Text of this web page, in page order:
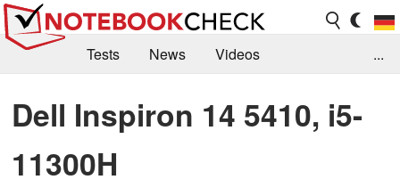
Tests News
Videos
Kaufberatung
Deals Suche
Jobs
Forum
...
Dell Inspiron 14 5410, i5-
11300H